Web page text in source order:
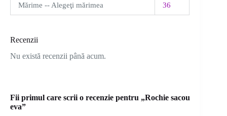
Mărime -- Alegeţi mărimea 36
Recenzii
Nu există recenzii până acum.
Fii primul care scrii o recenzie pentru „Rochie sacou
eva”